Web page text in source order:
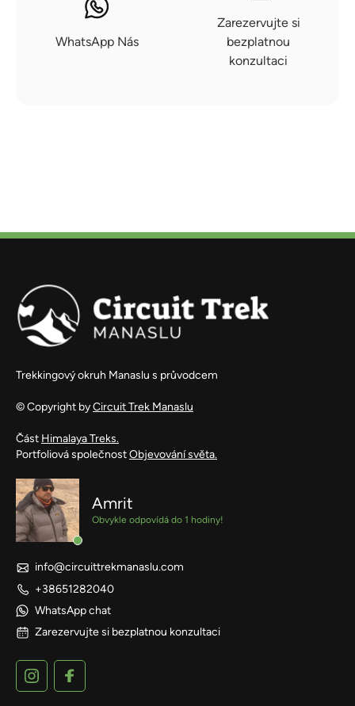
WhatsApp Nás
Zarezervujte si
bezplatnou
konzultaci
Trekkingový okruh Manaslu s průvodcem
© Copyright byCircuit Trek Manaslu
Část Himalaya Treks.
Portfoliová společnostObjevování světa.
Amrit
Obvykle odpovídá do 1 hodiny!
info@circuittrekmanaslu.com
+38651282040
WhatsApp chat
Zarezervujte si bezplatnou konzultaci